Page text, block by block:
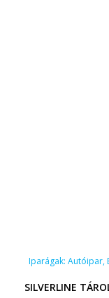
Iparágak: Autóipar,
SILVERLINE